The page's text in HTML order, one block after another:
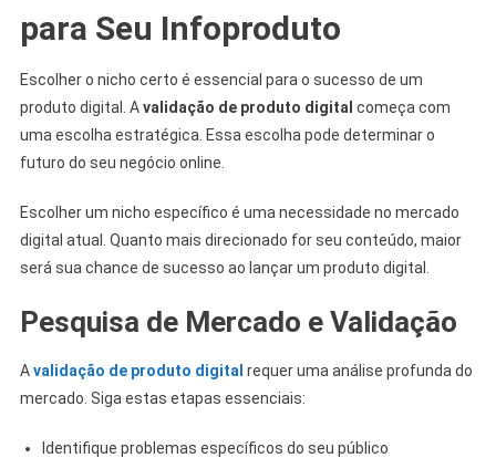
para Seu Infoproduto
Escolher o nicho certo é essencial para o sucesso de um
produto digital. Avalidação de produto digital começa com
uma escolha estratégica. Essa escolha pode determinar o
futuro do seu negócio online.
Escolher um nicho específico é uma necessidade no mercado
digital atual. Quanto mais direcionado for seu conteúdo, maior
será sua chance de sucesso ao lançar um produto digital.
Pesquisa de Mercado e Validação
Avalidação de produto digital requer uma análise profunda do
mercado. Siga estas etapas essenciais:
Identifique problemas específicos do seu público